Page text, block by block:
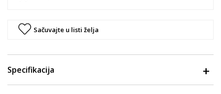
Sačuvajte u listi želja
Specifikacija